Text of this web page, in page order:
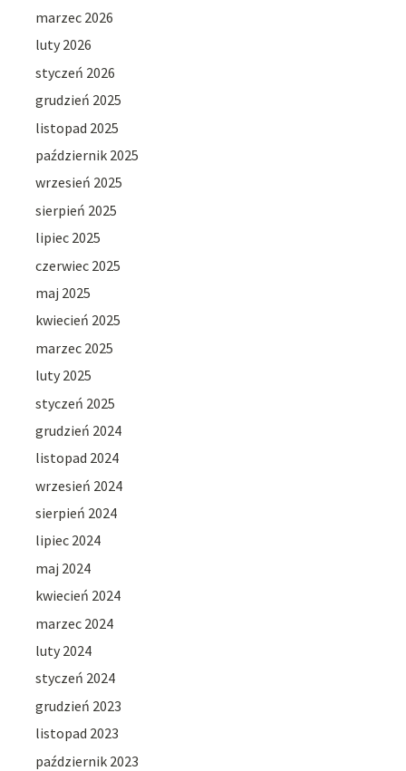
marzec 2026
luty 2026
styczeń 2026
grudzień 2025
listopad 2025
październik 2025
wrzesień 2025
sierpień 2025
lipiec 2025
czerwiec 2025
maj 2025
kwiecień 2025
marzec 2025
luty 2025
styczeń 2025
grudzień 2024
listopad 2024
wrzesień 2024
sierpień 2024
lipiec 2024
maj 2024
kwiecień 2024
marzec 2024
luty 2024
styczeń 2024
grudzień 2023
listopad 2023
październik 2023